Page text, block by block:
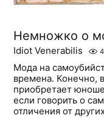
Немножко о
Idiot Venerabilis
Мода на
времена. Конечно,
приобретает
если говорить о
отличения от